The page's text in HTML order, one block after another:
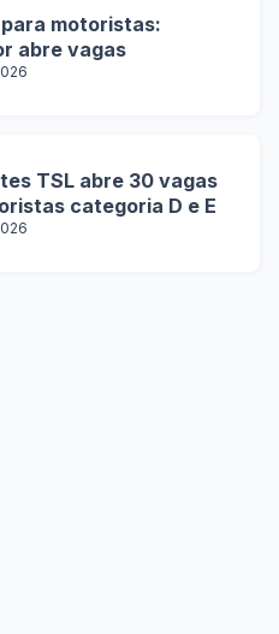
motoristas:
abre vagas
TSL abre 30 vagas
categoria D e E